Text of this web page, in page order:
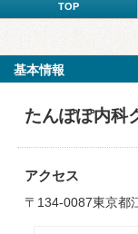
TOP
基本情報
たんぽぽ内科
アクセス
〒134-0087東京都